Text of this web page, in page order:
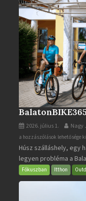
2026. július 1. Nagy
BalatonBIKE365
bejegyzéshez
a hozzászólások lehetősége
Húsz szálláshely, egy
legyen probléma a
Fókuszban Itthon